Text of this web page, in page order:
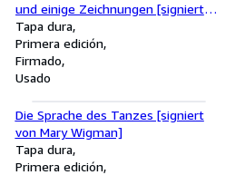
und einige Zeichnungen [signiert
von Hans Leip, mit Widmung für
Otto Thämer]
Tapa dura
Primera edición
Firmado
Usado
Die Sprache des Tanzes [signiert
von Mary Wigman]
Tapa dura
Primera edición